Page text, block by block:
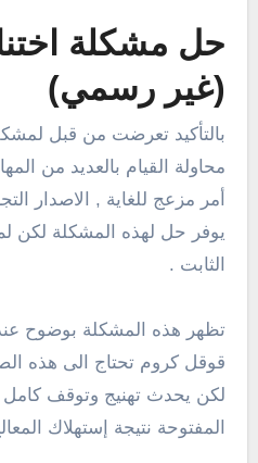
حل مشكلة
(غير رسمي)
بالتأكيد تعرضت من قبل
محاولة القيام بالعديد من
يوفر حل لهذه المشكلة لكن
الثابت .
تظهر هذه المشكلة بوضوح
قوقل كروم تحتاج الى هذه
لكن يحدث تهنيج وتوقف كامل
المفتوحة نتيجة إستهلاك